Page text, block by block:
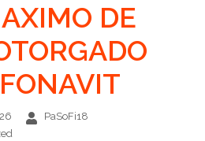
DE
PaSoFi18